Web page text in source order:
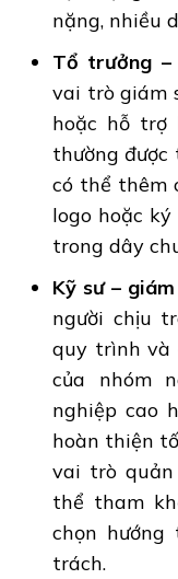
nặng, nhiều
Tổ trưởng
vai trò giám
hoặc hỗ trợ
thường được
có thể thêm
logo hoặc
trong dây
Kỹ sư –
người chịu
quy trình và
của nhóm
nghiệp cao
hoàn thiện
vai trò
thể tham
chọn
trách.